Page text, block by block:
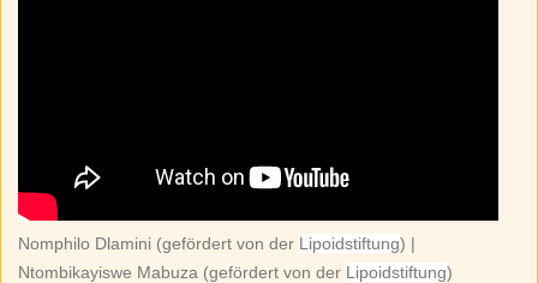
Nomphilo Dlamini (gefördert von der Lipoidstiftung) |
Ntombikayiswe Mabuza (gefördert von der Lipoidstiftung)